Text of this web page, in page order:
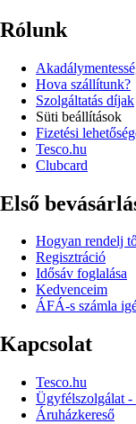
Rólunk
Hova szállítunk?
Szolgáltatás díjak
Süti beállítások
Fizetési
Tesco.hu
Clubcard
Első
Hogyan rendelj
Regisztráció
Idősáv foglalása
Kedvenceim
ÁFÁ-s számla
Kapcsolat
Tesco.hu
Ügyfélszolgálat -
Áruházkereső